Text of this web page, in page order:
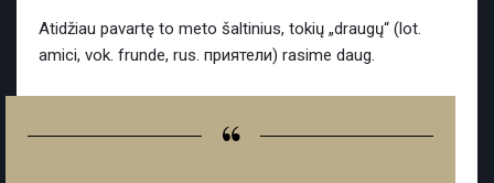
Atidžiau pavartę to meto šaltinius, tokių „draugų“ (lot.
amici, vok. frunde, rus. приятели) rasime daug.
“